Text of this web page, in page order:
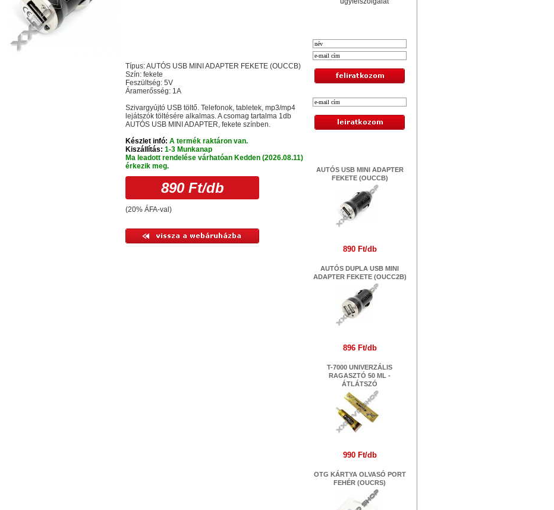
Típus: AUTÓS USB MINI ADAPTER FEKETE (OUCCB)
Szín: fekete
Feszültség: 5V
Áramerősség: 1A
Szivargyújtó USB töltő. Telefonok, tabletek, mp3/mp4
lejátszók töltésére alkalmas. A csomag tartalma 1db
AUTÓS USB MINI ADAPTER, fekete színben.
Készlet infó: A termék raktáron van.
Kiszállítás: 1-3 Munkanap
Ma leadott rendelése várhatóan Kedden (2026.08.11)
érkezik meg.
890 Ft/db
(20% ÁFA-val)
AUTÓS USB MINI ADAPTER
FEKETE (OUCCB)
890 Ft/db
AUTÓS DUPLA USB MINI
ADAPTER FEKETE (OUCC2B)
896 Ft/db
T-7000 UNIVERZÁLIS
RAGASZTÓ 50 ML -
ÁTLÁTSZÓ
990 Ft/db
OTG KÁRTYA OLVASÓ PORT
FEHÉR (OUCRS)